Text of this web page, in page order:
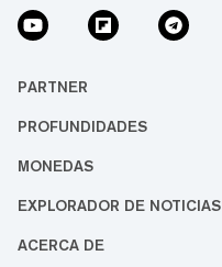
PARTNER
PROFUNDIDADES
MONEDAS
EXPLORADOR DE NOTICIAS
ACERCA DE